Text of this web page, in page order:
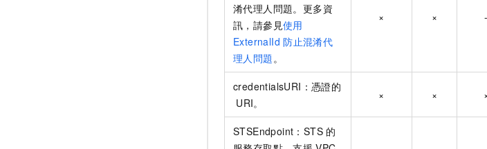
淆代理人問題。更多資
訊，請參見使用
ExternalId 防止混淆代
理人問題 。
× × -
credentialsURI：憑證的
URI。
× ×
STSEndpoint：STS 的